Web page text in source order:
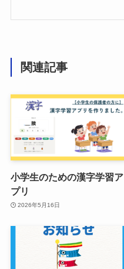
関連記事
小学生のための漢字学習ア
プリ
2026年5月16日